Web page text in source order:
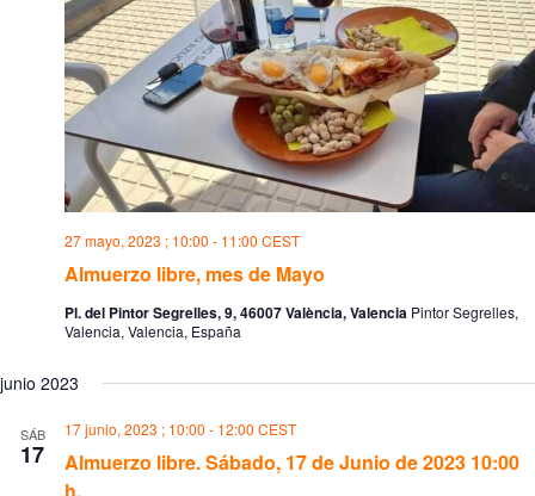
Almuerzo libre, mes de Mayo
27 mayo, 2023 ; 10:00 - 11:00 CEST
Pl. del Pintor Segrelles, 9, 46007 València, Valencia Pintor Segrelles,
Valencia, Valencia, España
junio 2023
SÁB
17
Almuerzo libre. Sábado, 17 de Junio de 2023 10:00
17 junio, 2023 ; 10:00 - 12:00 CEST